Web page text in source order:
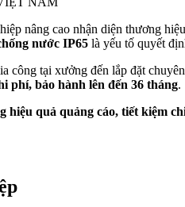
nâng cao nhận diện thương
nước IP65 là yếu tố quyết
công tại xưởng đến lắp đặt
phí, bảo hành lên đến 36 tháng.
hiệu quả quảng cáo, tiết kiệm